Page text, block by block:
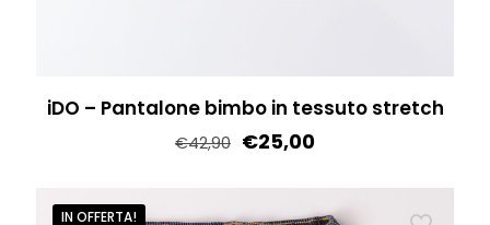
iDO – Pantalone bimbo in tessuto stretch
€42,90 €25,00
prodotto
IN OFFERTA!